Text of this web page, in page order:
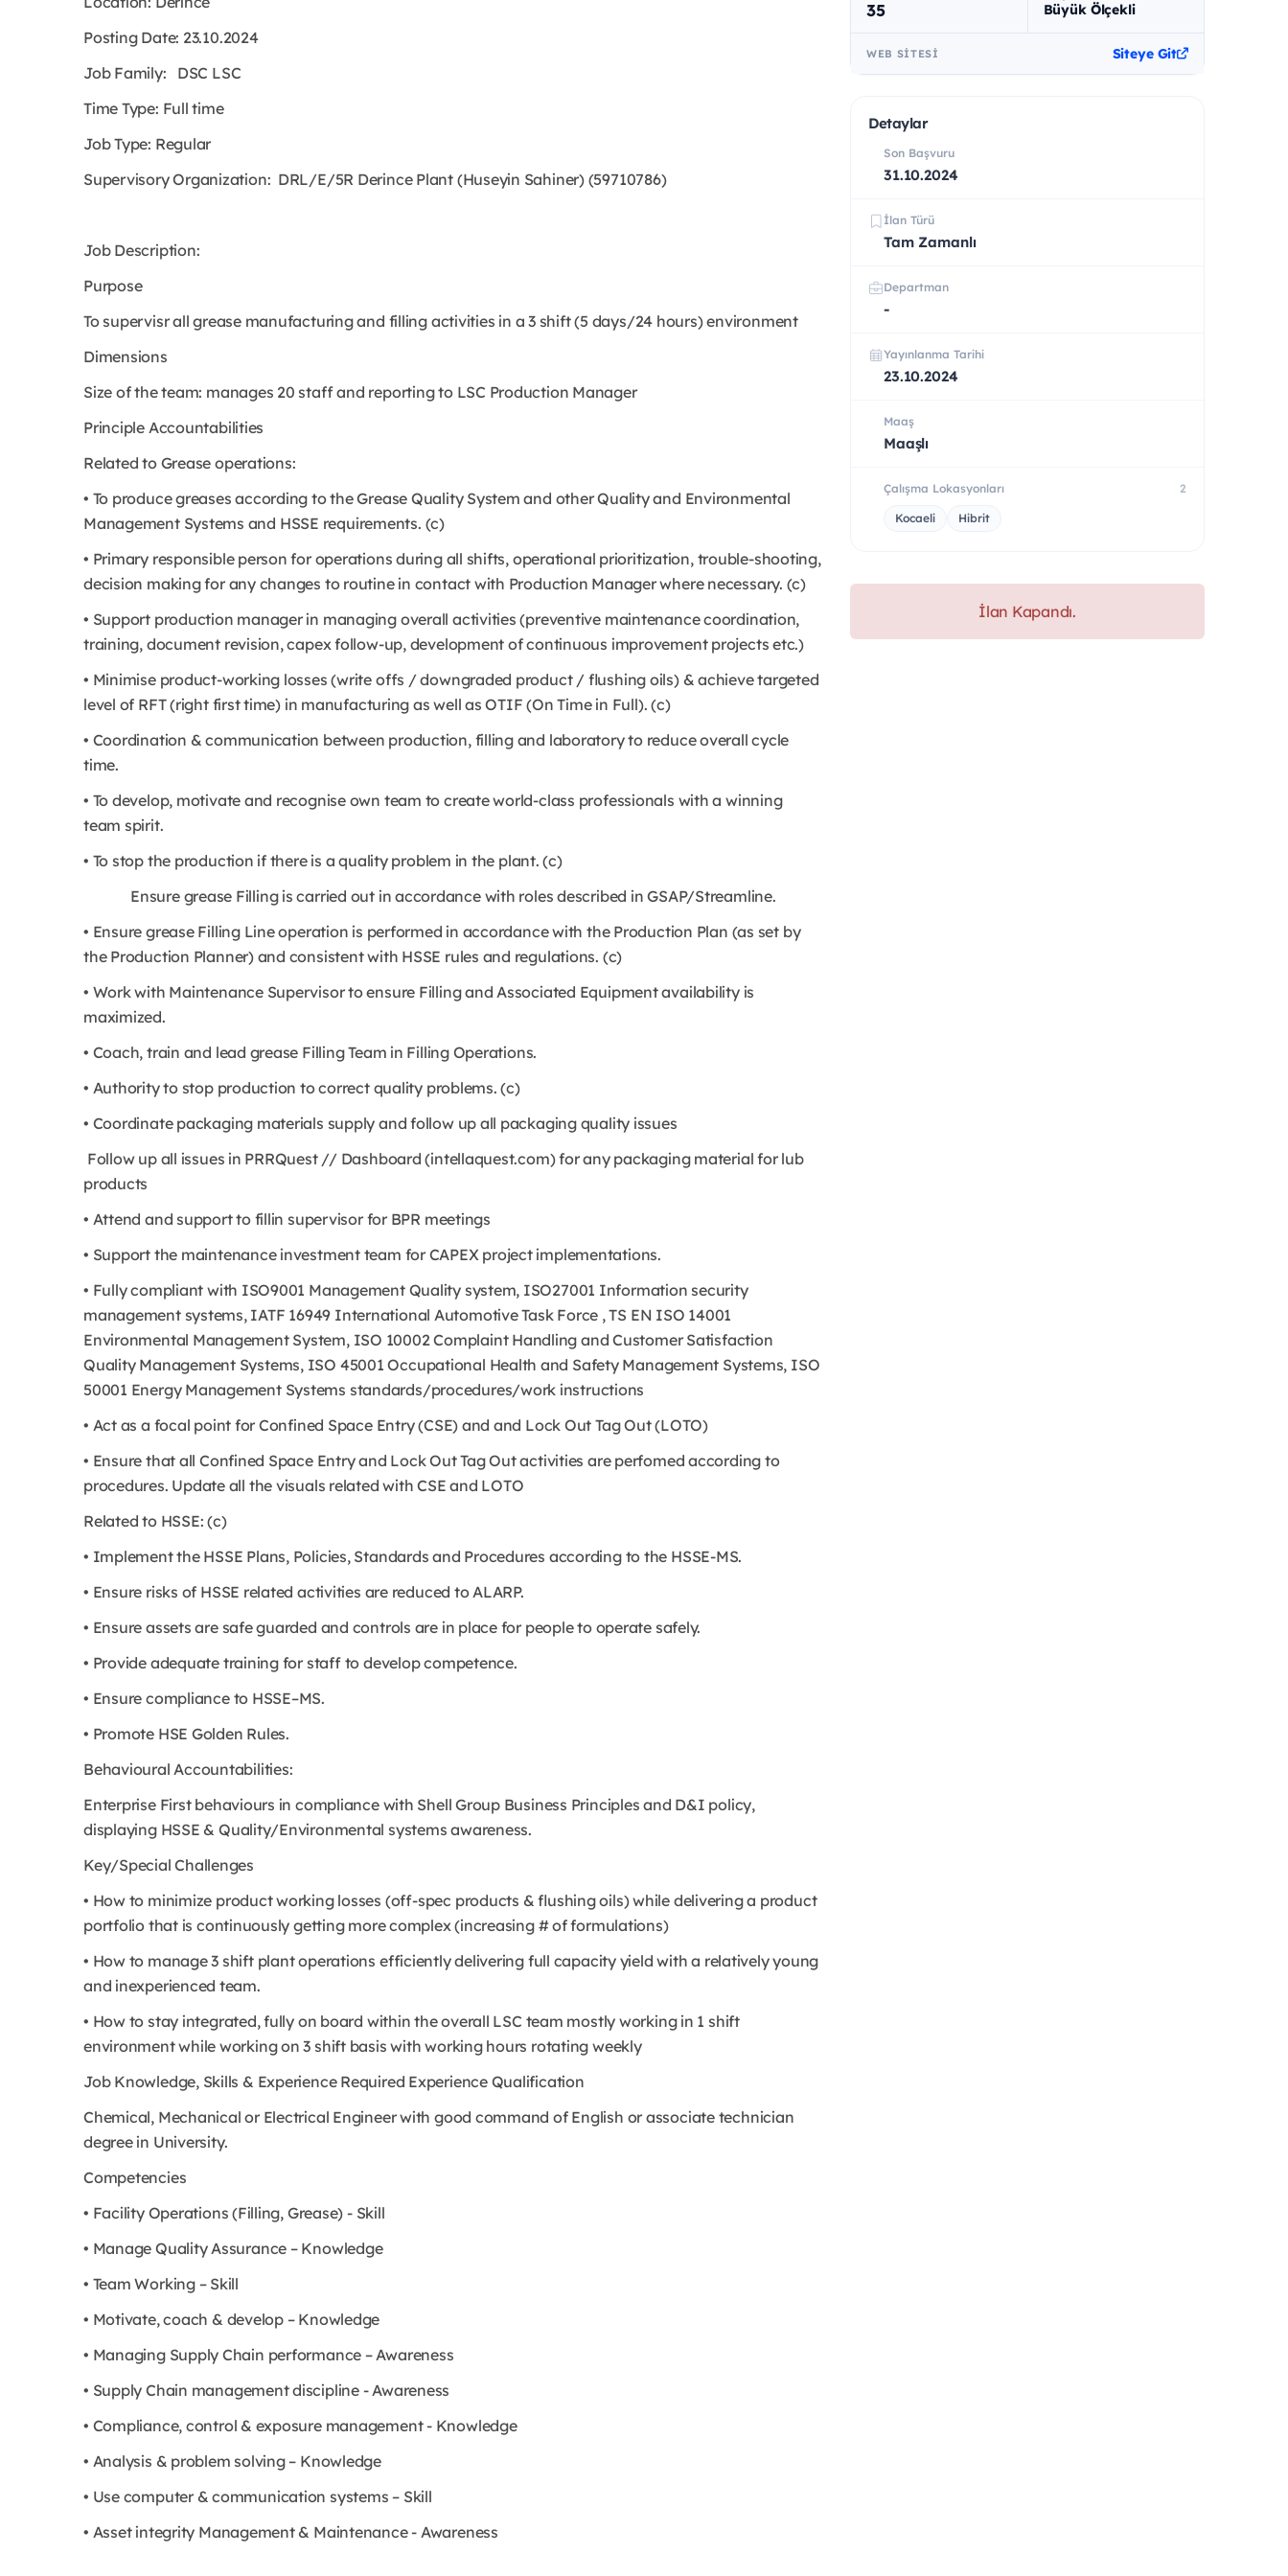
Posting Date: 23.10.2024
Job Family: DSC LSC
Time Type: Full time
Job Type: Regular
Supervisory Organization: DRL/E/5R Derince Plant (Huseyin Sahiner) (59710786)
Job Description:
Purpose
To supervisr all grease manufacturing and filling activities in a 3 shift (5 days/24 hours) environment
Dimensions
Size of the team: manages 20 staff and reporting to LSC Production Manager
Principle Accountabilities
Related to Grease operations:
• To produce greases according to the Grease Quality System and other Quality and Environmental
Management Systems and HSSE requirements. (c)
• Primary responsible person for operations during all shifts, operational prioritization, trouble-shooting,
decision making for any changes to routine in contact with Production Manager where necessary. (c)
• Support production manager in managing overall activities (preventive maintenance coordination,
training, document revision, capex follow-up, development of continuous improvement projects etc.)
• Minimise product-working losses (write offs / downgraded product / flushing oils) & achieve targeted
level of RFT (right first time) in manufacturing as well as OTIF (On Time in Full). (c)
• Coordination & communication between production, filling and laboratory to reduce overall cycle
time.
• To develop, motivate and recognise own team to create world-class professionals with a winning
team spirit.
• To stop the production if there is a quality problem in the plant. (c)
Ensure grease Filling is carried out in accordance with roles described in GSAP/Streamline.
• Ensure grease Filling Line operation is performed in accordance with the Production Plan (as set by
the Production Planner) and consistent with HSSE rules and regulations. (c)
• Work with Maintenance Supervisor to ensure Filling and Associated Equipment availability is
maximized.
• Coach, train and lead grease Filling Team in Filling Operations.
• Authority to stop production to correct quality problems. (c)
• Coordinate packaging materials supply and follow up all packaging quality issues
Follow up all issues in PRRQuest // Dashboard (intellaquest.com) for any packaging material for lub
products
• Attend and support to fillin supervisor for BPR meetings
• Support the maintenance investment team for CAPEX project implementations.
• Fully compliant with ISO9001 Management Quality system, ISO27001 Information security
management systems, IATF 16949 International Automotive Task Force , TS EN ISO 14001
Environmental Management System, ISO 10002 Complaint Handling and Customer Satisfaction
Quality Management Systems, ISO 45001 Occupational Health and Safety Management Systems, ISO
50001 Energy Management Systems standards/procedures/work instructions
• Act as a focal point for Confined Space Entry (CSE) and and Lock Out Tag Out (LOTO)
• Ensure that all Confined Space Entry and Lock Out Tag Out activities are perfomed according to
procedures. Update all the visuals related with CSE and LOTO
Related to HSSE: (c)
• Implement the HSSE Plans, Policies, Standards and Procedures according to the HSSE-MS.
• Ensure risks of HSSE related activities are reduced to ALARP.
• Ensure assets are safe guarded and controls are in place for people to operate safely.
• Provide adequate training for staff to develop competence.
• Ensure compliance to HSSE–MS.
• Promote HSE Golden Rules.
Behavioural Accountabilities:
Enterprise First behaviours in compliance with Shell Group Business Principles and D&I policy,
displaying HSSE & Quality/Environmental systems awareness.
Key/Special Challenges
• How to minimize product working losses (off-spec products & flushing oils) while delivering a product
portfolio that is continuously getting more complex (increasing # of formulations)
• How to manage 3 shift plant operations efficiently delivering full capacity yield with a relatively young
and inexperienced team.
• How to stay integrated, fully on board within the overall LSC team mostly working in 1 shift
environment while working on 3 shift basis with working hours rotating weekly
Job Knowledge, Skills & Experience Required Experience Qualification
Chemical, Mechanical or Electrical Engineer with good command of English or associate technician
degree in University.
Competencies
• Facility Operations (Filling, Grease) - Skill
• Manage Quality Assurance – Knowledge
• Team Working – Skill
• Motivate, coach & develop – Knowledge
• Managing Supply Chain performance – Awareness
• Supply Chain management discipline - Awareness
• Compliance, control & exposure management - Knowledge
• Analysis & problem solving – Knowledge
• Use computer & communication systems – Skill
• Asset integrity Management & Maintenance - Awareness
35 Büyük Ölçekli
WEB SITESI Siteye Git
Detaylar
Son Başvuru
31.10.2024
İlan Türü
Tam Zamanlı
Departman
-
Yayınlanma Tarihi
23.10.2024
Maaş
Maaşlı
Çalışma Lokasyonları 2
Kocaeli Hibrit
İlan Kapandı.